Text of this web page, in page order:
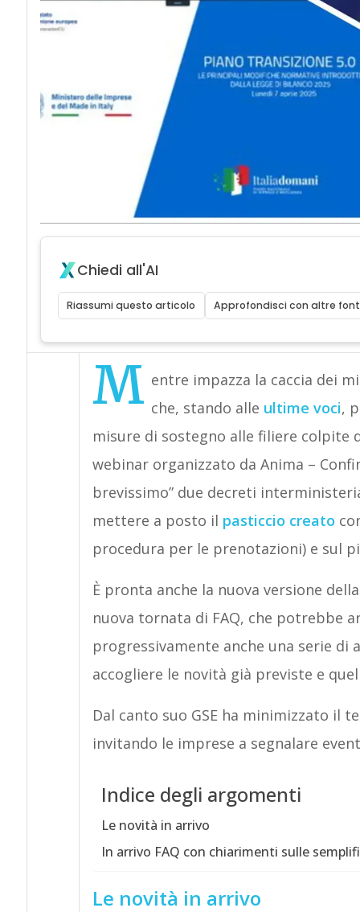
Chiedi all'AI
Riassumi questo articolo Approfondisci con altre
M entre impazza la caccia dei
che, stando alle ultime voci,
misure di sostegno alle filiere colpite
webinar organizzato da Anima –
brevissimo” due decreti
mettere a posto il pasticcio creato
procedura per le prenotazioni) e sul
È pronta anche la nuova versione
nuova tornata di FAQ, che potrebbe
progressivamente anche una serie
accogliere le novità già previste e
Dal canto suo GSE ha minimizzato il
invitando le imprese a segnalare
Indice degli argomenti
Le novità in arrivo
In arrivo FAQ con chiarimenti sulle
Le novità in arrivo